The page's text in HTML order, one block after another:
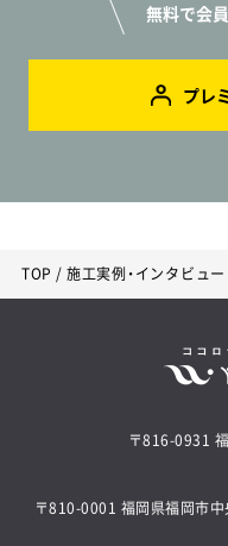
TOP 施工実例・インタビュー
無料で会
プレ
良質
〒816-0931
〒810-0001 福岡県福岡市